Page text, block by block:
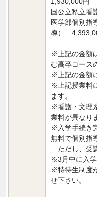
国公立私立
医学部個別指
導）
※上記の金額
む高卒コース
※上記の金額
※上記授業料
ます。
※看護・文理
業料が異なり
※入学手続き
無料で個別指
ただし、受
※3月中に入学
※特待生制度
せ下さい。